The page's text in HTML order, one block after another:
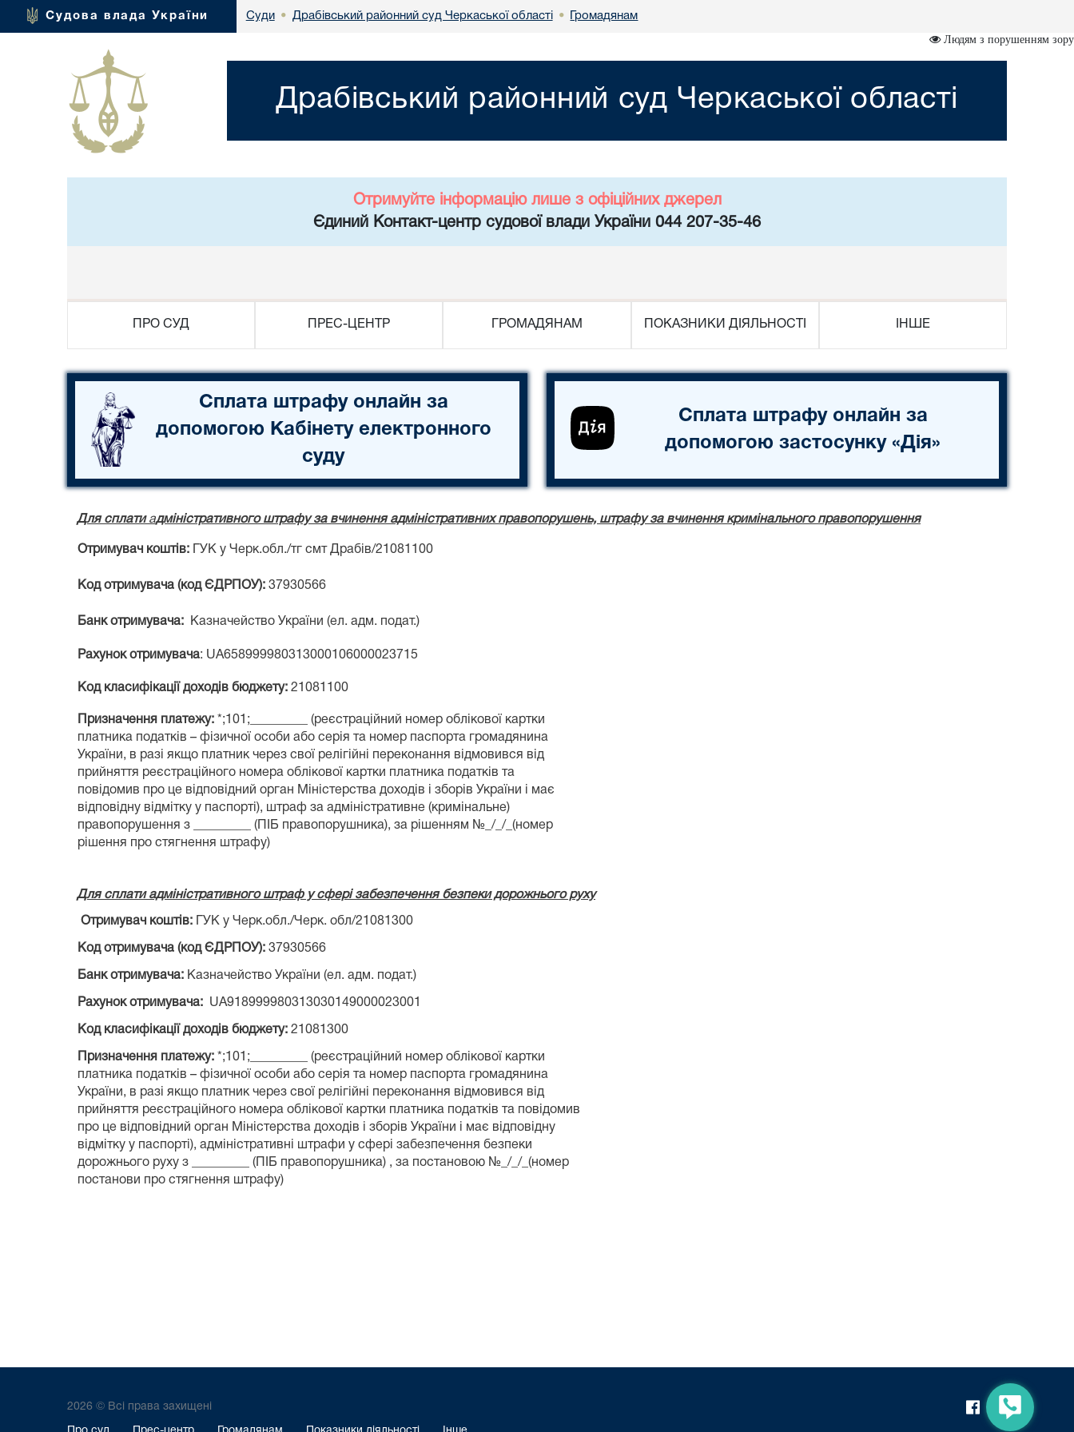
Судова влада України Суди • Драбівський районний суд Черкаської області • Громадянам
Людям з порушенням зору
Драбівський районний суд Черкаської області
Отримуйте інформацію лише з офіційних джерел
Єдиний Контакт-центр судової влади України 044 207-35-46
ПРО СУД ПРЕС-ЦЕНТР ГРОМАДЯНАМ ПОКАЗНИКИ ДІЯЛЬНОСТІ ІНШЕ
Сплата штрафу онлайн за
допомогою Кабінету електронного
суду
Сплата штрафу онлайн за
допомогою застосунку «Дія»
Для сплати адміністративного штрафу за вчинення адміністративних правопорушень, штрафу за вчинення кримінального правопорушення
Отримувач коштів: ГУК у Черк.обл./тг смт Драбів/21081100
Код отримувача (код ЄДРПОУ): 37930566
Банк отримувача: Казначейство України (ел. адм. подат.)
Рахунок отримувача: UA658999980313000106000023715
Код класифікації доходів бюджету: 21081100
Призначення платежу: *;101;_________ (реєстраційний номер облікової картки
платника податків – фізичної особи або серія та номер паспорта громадянина
України, в разі якщо платник через свої релігійні переконання відмовився від
прийняття реєстраційного номера облікової картки платника податків та
повідомив про це відповідний орган Міністерства доходів і зборів України і має
відповідну відмітку у паспорті), штраф за адміністративне (кримінальне)
правопорушення з _________ (ПІБ правопорушника), за рішенням №_/_/_(номер
рішення про стягнення штрафу)
Для сплати адміністративного штраф у сфері забезпечення безпеки дорожнього руху
Отримувач коштів: ГУК у Черк.обл./Черк. обл/21081300
Код отримувача (код ЄДРПОУ): 37930566
Банк отримувача: Казначейство України (ел. адм. подат.)
Рахунок отримувача: UA918999980313030149000023001
Код класифікації доходів бюджету: 21081300
Призначення платежу: *;101;_________ (реєстраційний номер облікової картки
платника податків – фізичної особи або серія та номер паспорта громадянина
України, в разі якщо платник через свої релігійні переконання відмовився від
прийняття реєстраційного номера облікової картки платника податків та повідомив
про це відповідний орган Міністерства доходів і зборів України і має відповідну
відмітку у паспорті), адміністративні штрафи у сфері забезпечення безпеки
дорожнього руху з _________ (ПІБ правопорушника) , за постановою №_/_/_(номер
постанови про стягнення штрафу)
2026 © Всі права захищені